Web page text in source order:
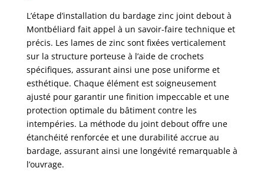
L’étape d’installation du bardage zinc joint debout à
Montbéliard fait appel à un savoir-faire technique et
précis. Les lames de zinc sont fixées verticalement
sur la structure porteuse à l’aide de crochets
spécifiques, assurant ainsi une pose uniforme et
esthétique. Chaque élément est soigneusement
ajusté pour garantir une finition impeccable et une
protection optimale du bâtiment contre les
intempéries. La méthode du joint debout offre une
étanchéité renforcée et une durabilité accrue au
bardage, assurant ainsi une longévité remarquable à
l’ouvrage.